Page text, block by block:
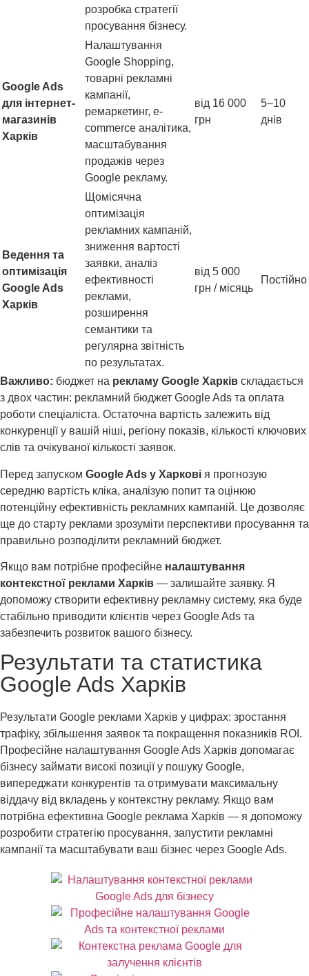
розробка стратегії
просування бізнесу.
Google Ads
для інтернет-
магазинів
Харків
Налаштування
Google Shopping,
товарні рекламні
кампанії,
ремаркетинг, e-
commerce аналітика,
масштабування
продажів через
Google рекламу.
від 16 000
грн
5–10
днів
Ведення та
оптимізація
Google Ads
Харків
Щомісячна
оптимізація
рекламних кампаній,
зниження вартості
заявки, аналіз
ефективності
реклами,
розширення
семантики та
регулярна звітність
по результатах.
від 5 000
грн / місяць
Постійно
Важливо: бюджет на рекламу Google Харків складається
з двох частин: рекламний бюджет Google Ads та оплата
роботи спеціаліста. Остаточна вартість залежить від
конкуренції у вашій ніші, регіону показів, кількості ключових
слів та очікуваної кількості заявок.
Перед запуском Google Ads у Харкові я прогнозую
середню вартість кліка, аналізую попит та оцінюю
потенційну ефективність рекламних кампаній. Це дозволяє
ще до старту реклами зрозуміти перспективи просування та
правильно розподілити рекламний бюджет.
Якщо вам потрібне професійне налаштування
контекстної реклами Харків — залишайте заявку. Я
допоможу створити ефективну рекламну систему, яка буде
стабільно приводити клієнтів через Google Ads та
забезпечить розвиток вашого бізнесу.
Результати та статистика
Google Ads Харків
Результати Google реклами Харків у цифрах: зростання
трафіку, збільшення заявок та покращення показників ROI.
Професійне налаштування Google Ads Харків допомагає
бізнесу займати високі позиції у пошуку Google,
випереджати конкурентів та отримувати максимальну
віддачу від вкладень у контекстну рекламу. Якщо вам
потрібна ефективна Google реклама Харків — я допоможу
розробити стратегію просування, запустити рекламні
кампанії та масштабувати ваш бізнес через Google Ads.